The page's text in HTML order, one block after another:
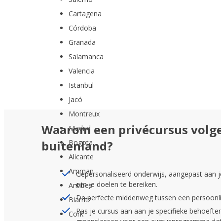
Cartagena
Córdoba
Granada
Salamanca
Valencia
Istanbul
Jacó
Montreux
Madrid
Bogota
Alicante
Amman
Antibes
Biarritz
Cork
Waarom een privécursus
buitenland?
Gepersonaliseerd onderwijs, aangepast
om je doelen te bereiken.
De perfecte middenweg tussen een
Pas je cursus aan aan je specifieke